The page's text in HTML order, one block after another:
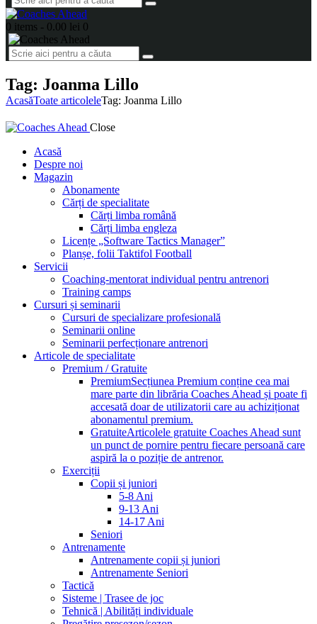
0 items - 0.00 lei 0
Tag: Joanma Lillo
AcasăToate articoleleTag: Joanma Lillo
Close
Acasă
Despre noi
Magazin
Abonamente
Cărți de specialitate
Cărți limba română
Cărți limba engleza
Licențe „Software Tactics Manager”
Planșe, folii Taktifol Football
Servicii
Coaching-mentorat individual pentru antrenori
Training camps
Cursuri și seminarii
Cursuri de specializare profesională
Seminarii online
Seminarii perfecționare antrenori
Articole de specialitate
Premium / Gratuite
PremiumSecțiunea Premium conține cea mai
mare parte din librăria Coaches Ahead și poate fi
accesată doar de utilizatorii care au achiziționat
abonamentul premium.
GratuiteArticolele gratuite Coaches Ahead sunt
un punct de pornire pentru fiecare persoană care
aspiră la o poziție de antrenor.
Exerciții
Copii și juniori
5-8 Ani
9-13 Ani
14-17 Ani
Seniori
Antrenamente
Antrenamente copii și juniori
Antrenamente Seniori
Tactică
Sisteme | Trasee de joc
Tehnică | Abilități individuale